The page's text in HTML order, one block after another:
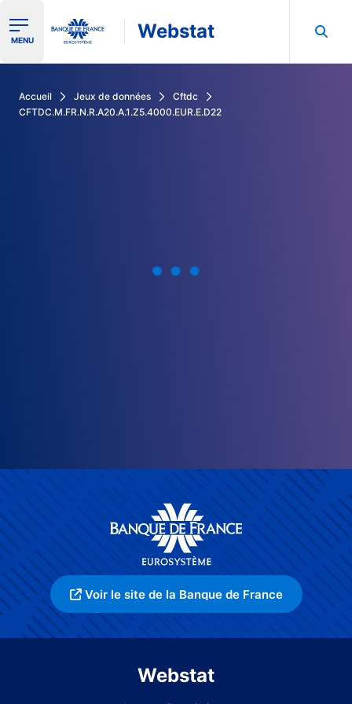
Ouvrir le menu de navigation
MENU Webstat
Accueil Jeux de données
Cftdc
CFTDC.M.FR.N.R.A20.A.1.Z5.4000.EUR.E.D22
Voir le site de la Banque de France
Webstat